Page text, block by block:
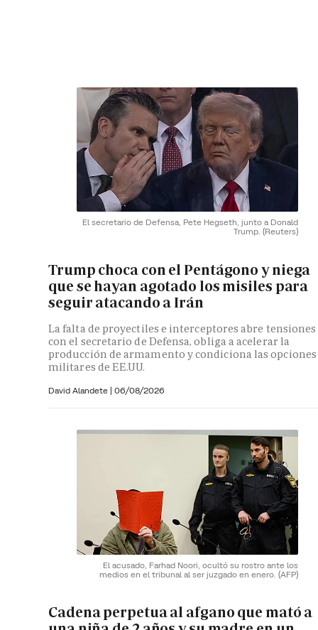
El secretario de Defensa, Pete Hegseth, junto a Donald
Trump. (Reuters)
Trump choca con el Pentágono y niega
que se hayan agotado los misiles para
seguir atacando a Irán
La falta de proyectiles e interceptores abre tensiones
con el secretario de Defensa, obliga a acelerar la
producción de armamento y condiciona las opciones
militares de EE.UU.
David Alandete | 06/08/2026
El acusado, Farhad Noori, ocultó su rostro ante los
medios en el tribunal al ser juzgado en enero. (AFP)
Cadena perpetua al afgano que mató a